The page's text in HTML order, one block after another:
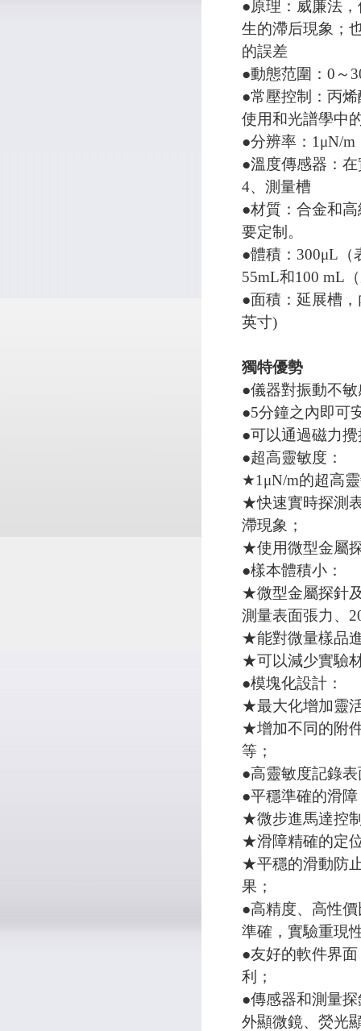
●原理：威廉法
生的滯后現象；
的誤差
●動態范圍：0～
●常壓控制：丙
使用和光譜學中
●分辨率：1μN/m
●溫度傳感器：
4、測量槽
●材質：合金和
要定制。
●體積：300μL（
55mL和100 mL
●面積：延展槽，
英寸)
獨特優勢
●儀器對振動不
●5分鐘之內即可
●可以通過磁力
●超高靈敏度：
★1μN/m的超高
★快速實時探測
滯現象；
★使用微型金屬
●樣本體積小：
★微型金屬探針
測量表面張力、
★能對微量樣品
★可以減少實驗
●模塊化設計：
★最大化增加靈
★增加不同的附
等；
●高靈敏度記錄
●平穩準確的滑障
★微步進馬達控
★滑障精確的定
★平穩的滑動防
果；
●高精度、高性
準確，實驗重現
●友好的軟件界
利；
●傳感器和測量
外顯微鏡、熒光